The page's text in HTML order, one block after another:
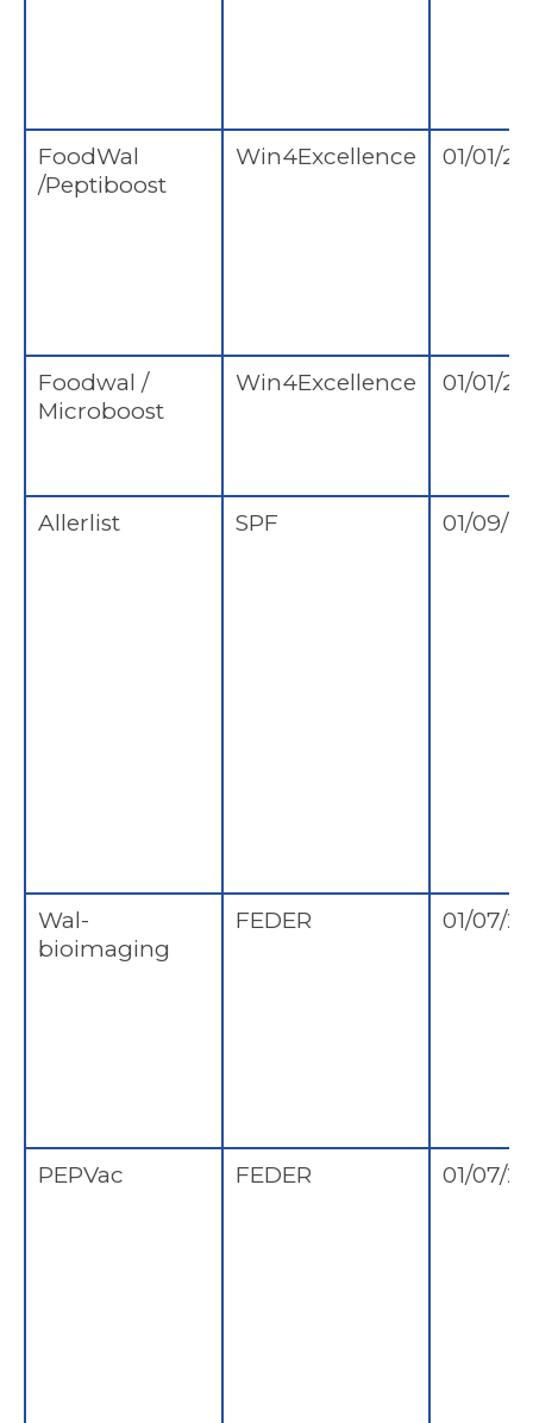
FoodWal
/Peptiboost
Win4Excellence 01/01/
Foodwal /
Microboost
Win4Excellence 01/01/
Allerlist SPF 01/09/
Wal-
bioimaging
FEDER 01/07/
PEPVac FEDER 01/07/